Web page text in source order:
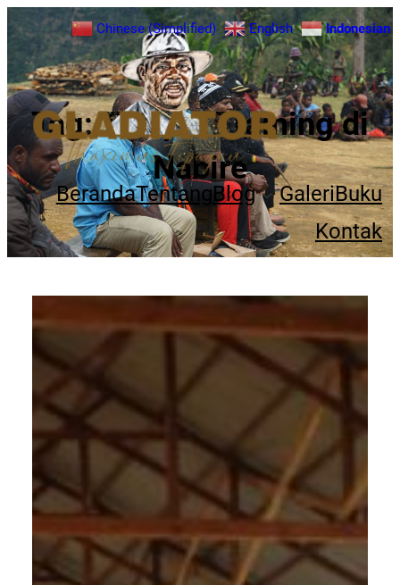
BerandaTentangBlog GaleriBuku
Kontak
Tag:Tempat Training di
Nabire
Chinese (Simplified) English Indonesian